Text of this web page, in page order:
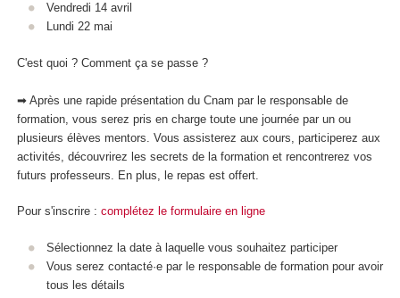
Vendredi 14 avril
Lundi 22 mai
C'est quoi ? Comment ça se passe ?
➡ Après une rapide présentation du Cnam par le responsable de
formation, vous serez pris en charge toute une journée par un ou
plusieurs élèves mentors. Vous assisterez aux cours, participerez aux
activités, découvrirez les secrets de la formation et rencontrerez vos
futurs professeurs. En plus, le repas est offert.
Pour s'inscrire : complétez le formulaire en ligne
Sélectionnez la date à laquelle vous souhaitez participer
Vous serez contacté·e par le responsable de formation pour avoir
tous les détails